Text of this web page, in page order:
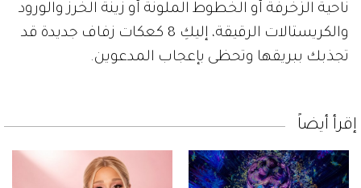
ناحية الزخرفة أو الخطوط الملونة أو زينة الخرز والورود
والكريستالات الرقيقة، إليكِ 8 كعكات زفاف جديدة قد
تجذبك ببريقها وتحظى بإعجاب المدعوين.
إقرأ أيضاً